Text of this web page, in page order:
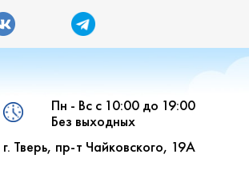
Пн - Вс с 10:00 до 19:00
Без выходных
г. Тверь, пр-т Чайковского, 19А